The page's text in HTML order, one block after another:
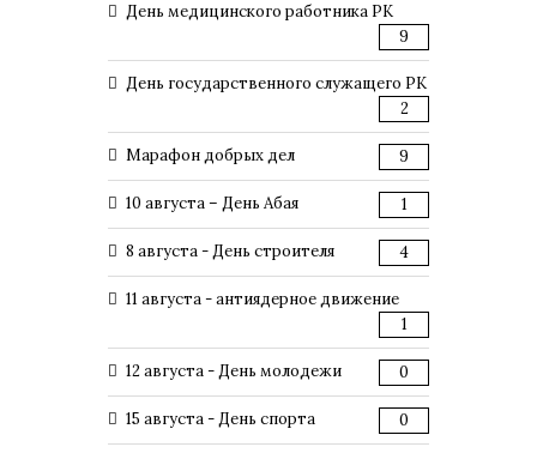
День медицинского работника РК
9
День государственного служащего РК
2
Марафон добрых дел 9
10 августа – День Абая 1
8 августа - День строителя 4
11 августа - антиядерное движение
1
12 августа - День молодежи 0
15 августа - День спорта 0